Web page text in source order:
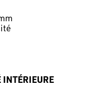
INTÉRIEURE